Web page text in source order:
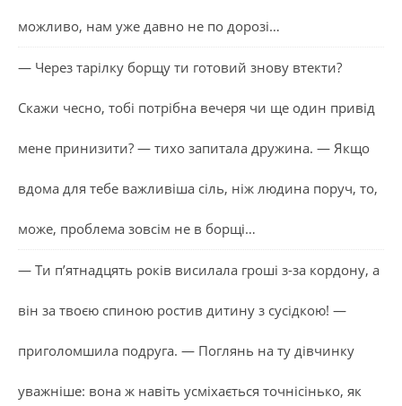
можливо, нам уже давно не по дорозі…
— Через тарілку борщу ти готовий знову втекти?
Скажи чесно, тобі потрібна вечеря чи ще один привід
мене принизити? — тихо запитала дружина. — Якщо
вдома для тебе важливіша сіль, ніж людина поруч, то,
може, проблема зовсім не в борщі…
— Ти п’ятнадцять років висилала гроші з-за кордону, а
він за твоєю спиною ростив дитину з сусідкою! —
приголомшила подруга. — Поглянь на ту дівчинку
уважніше: вона ж навіть усміхається точнісінько, як